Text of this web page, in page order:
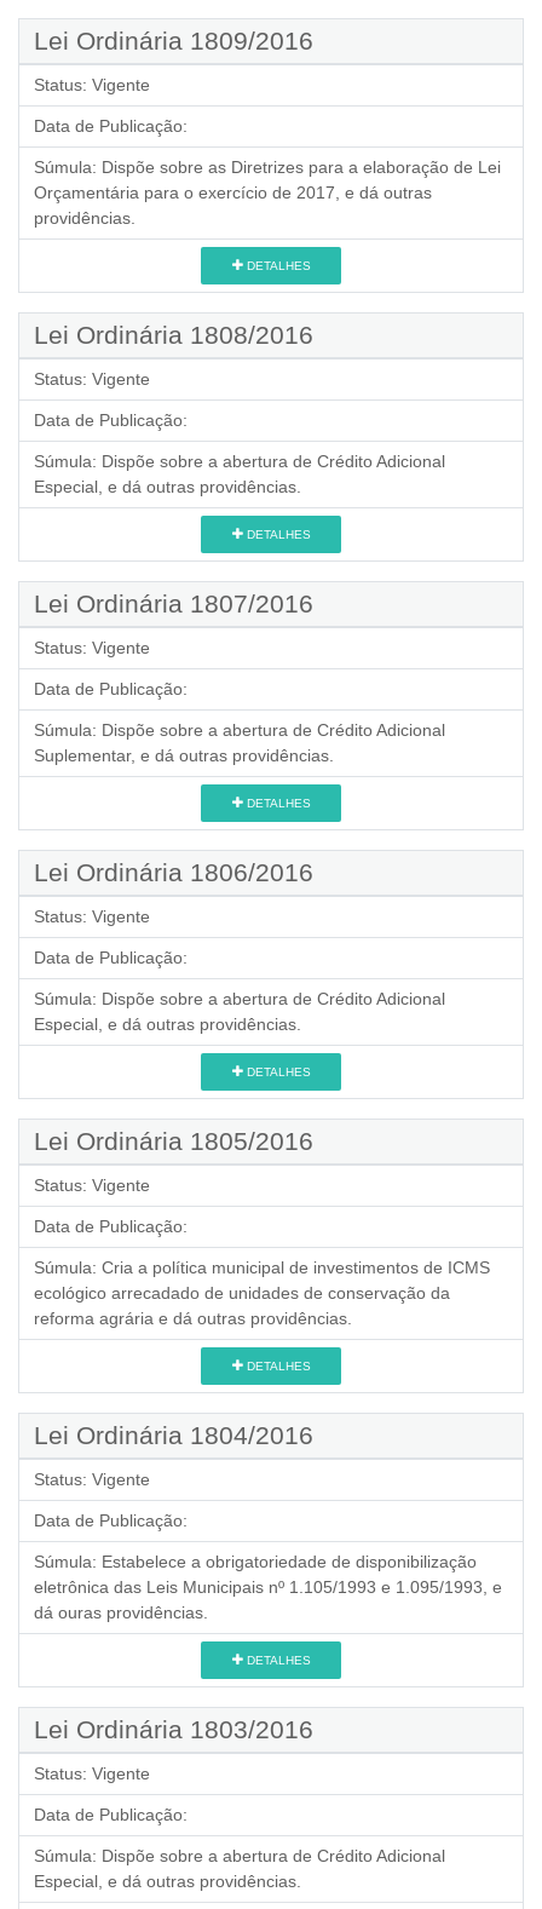
Lei Ordinária 1809/2016
Status: Vigente
Data de Publicação:
Súmula: Dispõe sobre as Diretrizes para a elaboração de Lei
Orçamentária para o exercício de 2017, e dá outras
providências.
DETALHES
Lei Ordinária 1808/2016
Status: Vigente
Data de Publicação:
Súmula: Dispõe sobre a abertura de Crédito Adicional
Especial, e dá outras providências.
DETALHES
Lei Ordinária 1807/2016
Status: Vigente
Data de Publicação:
Súmula: Dispõe sobre a abertura de Crédito Adicional
Suplementar, e dá outras providências.
DETALHES
Lei Ordinária 1806/2016
Status: Vigente
Data de Publicação:
Súmula: Dispõe sobre a abertura de Crédito Adicional
Especial, e dá outras providências.
DETALHES
Lei Ordinária 1805/2016
Status: Vigente
Data de Publicação:
Súmula: Cria a política municipal de investimentos de ICMS
ecológico arrecadado de unidades de conservação da
reforma agrária e dá outras providências.
DETALHES
Lei Ordinária 1804/2016
Status: Vigente
Data de Publicação:
Súmula: Estabelece a obrigatoriedade de disponibilização
eletrônica das Leis Municipais nº 1.105/1993 e 1.095/1993, e
dá ouras providências.
DETALHES
Lei Ordinária 1803/2016
Status: Vigente
Data de Publicação:
Súmula: Dispõe sobre a abertura de Crédito Adicional
Especial, e dá outras providências.